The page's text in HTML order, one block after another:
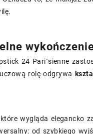
24 Pari´sienne
rolę odgrywa
wygląda elegancko
od szybkiego